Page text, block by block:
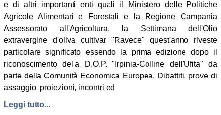
e di altri importanti enti quali il Ministero delle Politiche
Agricole Alimentari e Forestali e la Regione Campania
Assessorato all'Agricoltura, la Settimana dell'Olio
extravergine d'oliva cultivar "Ravece" quest'anno riveste
particolare significato essendo la prima edizione dopo il
riconoscimento della D.O.P. "Irpinia-Colline dell'Ufita" da
parte della Comunità Economica Europea. Dibattiti, prove di
assaggio, proiezioni, incontri ed
Leggi tutto...